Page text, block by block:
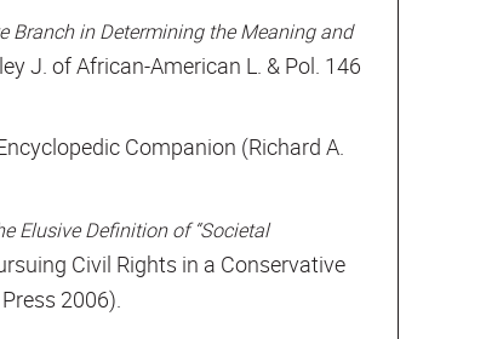
Branch in Determining the Meaning and
J. of African-American L. & Pol. 146
Companion (Richard A.
Elusive Definition of “Societal
Civil Rights in a Conservative
2006).